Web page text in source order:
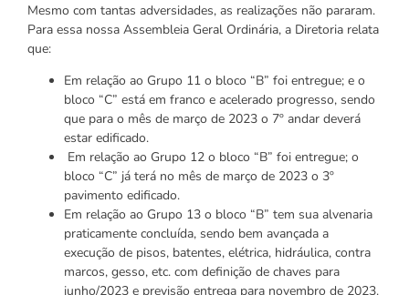
Mesmo com tantas adversidades, as realizações não pararam.
Para essa nossa Assembleia Geral Ordinária, a Diretoria relata
que:
Em relação ao Grupo 11 o bloco “B” foi entregue; e o
bloco “C” está em franco e acelerado progresso, sendo
que para o mês de março de 2023 o 7º andar deverá
estar edificado.
Em relação ao Grupo 12 o bloco “B” foi entregue; o
bloco “C” já terá no mês de março de 2023 o 3º
pavimento edificado.
Em relação ao Grupo 13 o bloco “B” tem sua alvenaria
praticamente concluída, sendo bem avançada a
execução de pisos, batentes, elétrica, hidráulica, contra
marcos, gesso, etc. com definição de chaves para
junho/2023 e previsão entrega para novembro de 2023.